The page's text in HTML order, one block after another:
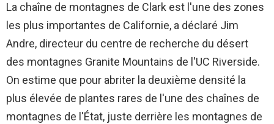
La chaîne de montagnes de Clark est l'une des zones
les plus importantes de Californie, a déclaré Jim
Andre, directeur du centre de recherche du désert
des montagnes Granite Mountains de l'UC Riverside.
On estime que pour abriter la deuxième densité la
plus élevée de plantes rares de l'une des chaînes de
montagnes de l'État, juste derrière les montagnes de